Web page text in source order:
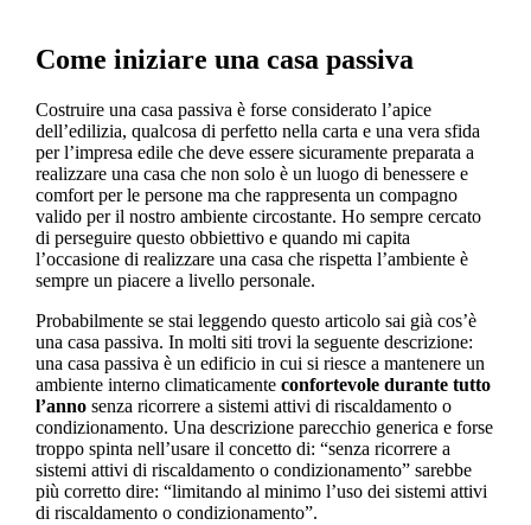
Come iniziare una casa passiva
Costruire una casa passiva è forse considerato l’apice
dell’edilizia, qualcosa di perfetto nella carta e una vera sfida
per l’impresa edile che deve essere sicuramente preparata a
realizzare una casa che non solo è un luogo di benessere e
comfort per le persone ma che rappresenta un compagno
valido per il nostro ambiente circostante. Ho sempre cercato
di perseguire questo obbiettivo e quando mi capita
l’occasione di realizzare una casa che rispetta l’ambiente è
sempre un piacere a livello personale.
Probabilmente se stai leggendo questo articolo sai già cos’è
una casa passiva. In molti siti trovi la seguente descrizione:
una casa passiva è un edificio in cui si riesce a mantenere un
ambiente interno climaticamente confortevole durante tutto
l’anno senza ricorrere a sistemi attivi di riscaldamento o
condizionamento. Una descrizione parecchio generica e forse
troppo spinta nell’usare il concetto di: “senza ricorrere a
sistemi attivi di riscaldamento o condizionamento” sarebbe
più corretto dire: “limitando al minimo l’uso dei sistemi attivi
di riscaldamento o condizionamento”.